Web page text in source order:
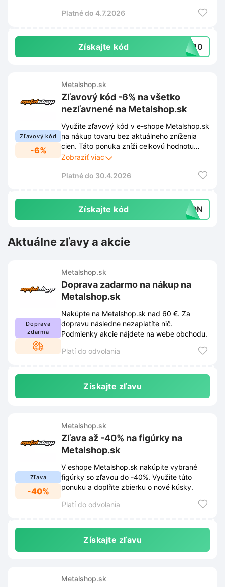
Platné do 4.7.2026
Získajte kód 7010
Zľavový kód
-6%
Metalshop.sk
Zľavový kód -6% na všetko
nezľavnené na Metalshop.sk
Využite zľavový kód v e-shope Metalshop.sk
na nákup tovaru bez aktuálneho zníženia
cien. Táto ponuka zníži celkovú hodnotu
objednávky o 6% pri všetkých produktoch,
Zobraziť viac
Platné do 30.4.2026
Získajte kód UPON
Aktuálne zľavy a akcie
Doprava
zdarma
Metalshop.sk
Doprava zadarmo na nákup na
Metalshop.sk
Nakúpte na Metalshop.sk nad 60 €. Za
dopravu následne nezaplatíte nič.
Podmienky akcie nájdete na webe obchodu.
Platí do odvolania
Získajte zľavu
Zľava
-40%
Metalshop.sk
Zľava až -40% na figúrky na
Metalshop.sk
V eshope Metalshop.sk nakúpite vybrané
figúrky so zľavou do -40%. Využite túto
ponuku a doplňte zbierku o nové kúsky.
Platí do odvolania
Získajte zľavu
Metalshop.sk